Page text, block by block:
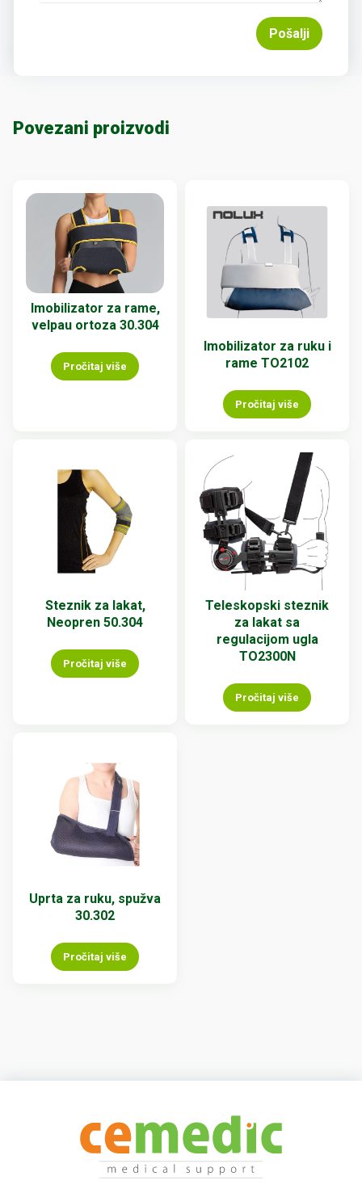
Pošalji
Povezani proizvodi
Imobilizator za rame,
velpau ortoza 30.304
Pročitaj više
Imobilizator za ruku i
rame TO2102
Pročitaj više
Steznik za lakat,
Neopren 50.304
Pročitaj više
Teleskopski steznik
za lakat sa
regulacijom ugla
TO2300N
Pročitaj više
Uprta za ruku, spužva
30.302
Pročitaj više